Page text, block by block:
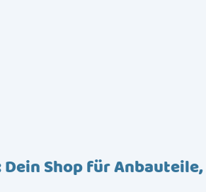
Shop für Anbauteile,